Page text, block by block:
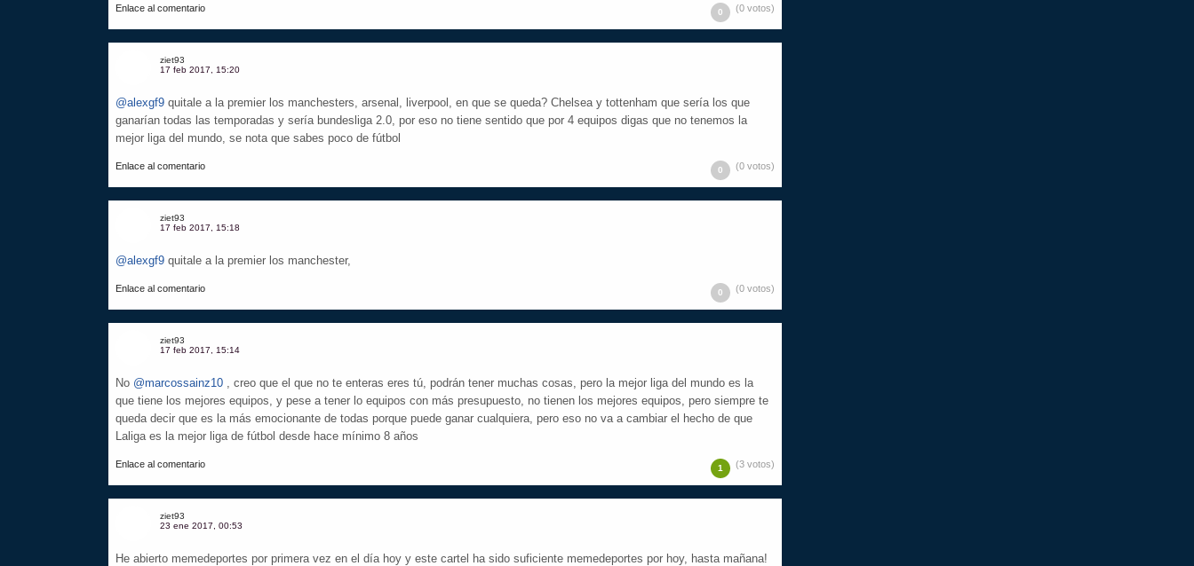
Enlace al comentario 0 (0 votos)
ziet93
17 feb 2017, 15:20
@alexgf9 quitale a la premier los manchesters, arsenal, liverpool, en que se queda? Chelsea y tottenham que sería los que
ganarían todas las temporadas y sería bundesliga 2.0, por eso no tiene sentido que por 4 equipos digas que no tenemos la
mejor liga del mundo, se nota que sabes poco de fútbol
Enlace al comentario 0 (0 votos)
ziet93
17 feb 2017, 15:18
@alexgf9 quitale a la premier los manchester,
Enlace al comentario 0 (0 votos)
ziet93
17 feb 2017, 15:14
No @marcossainz10 , creo que el que no te enteras eres tú, podrán tener muchas cosas, pero la mejor liga del mundo es la
que tiene los mejores equipos, y pese a tener lo equipos con más presupuesto, no tienen los mejores equipos, pero siempre te
queda decir que es la más emocionante de todas porque puede ganar cualquiera, pero eso no va a cambiar el hecho de que
Laliga es la mejor liga de fútbol desde hace mínimo 8 años
Enlace al comentario 1 (3 votos)
ziet93
23 ene 2017, 00:53
He abierto memedeportes por primera vez en el día hoy y este cartel ha sido suficiente memedeportes por hoy, hasta mañana!